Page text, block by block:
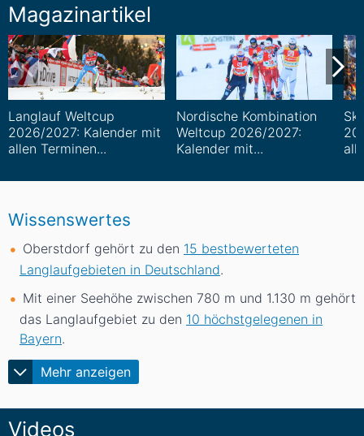
Magazinartikel
Langlauf Weltcup
2026/2027: Kalender mit
allen Terminen...
Nordische Kombination
Weltcup 2026/2027:
Kalender mit...
Wissenswertes
Mehr anzeigen
Oberstdorf gehört zu den 15 bestbewerteten
Langlaufgebieten in Deutschland.
Mit einer Seehöhe zwischen 780 m und 1.130 m gehört
das Langlaufgebiet zu den 10 höchstgelegenen in
Bayern.
Videos